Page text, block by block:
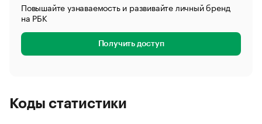
Повышайте узнаваемость и развивайте личный бренд
на РБК
Получить доступ
Коды статистики